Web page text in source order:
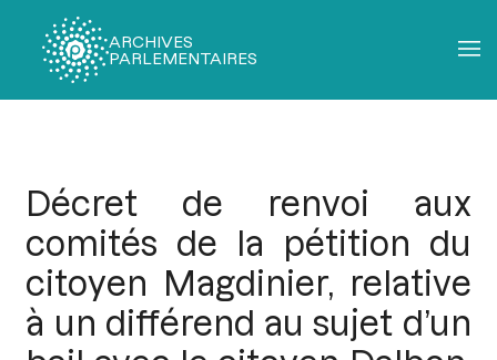
ARCHIVES
PARLEMENTAIRES
Décret de renvoi aux
comités de la pétition du
citoyen Magdinier, relative
à un différend au sujet d’un